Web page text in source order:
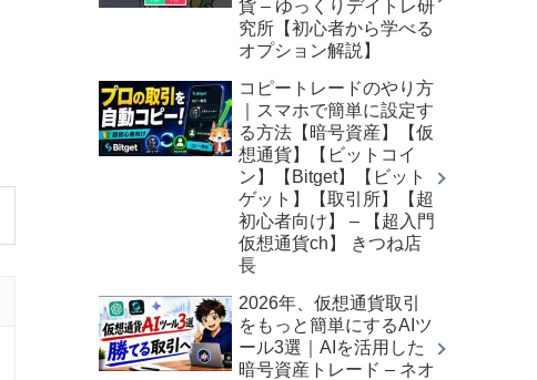
貨 – ゆっくりデイトレ研
究所【初心者から学べる
オプション解説】
コピートレードのやり方
｜スマホで簡単に設定す
る方法【暗号資産】【仮
想通貨】【ビットコイ
ン】【Bitget】【ビット
ゲット】【取引所】【超
初心者向け】 – 【超入門
仮想通貨ch】 きつね店
長
2026年、仮想通貨取引
をもっと簡単にするAIツ
ール3選｜AIを活用した
暗号資産トレード – ネオ